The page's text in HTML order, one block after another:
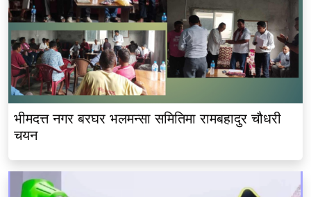
भीमदत्त नगर बरघर भलमन्सा समितिमा रामबहादुर चौधरी
चयन